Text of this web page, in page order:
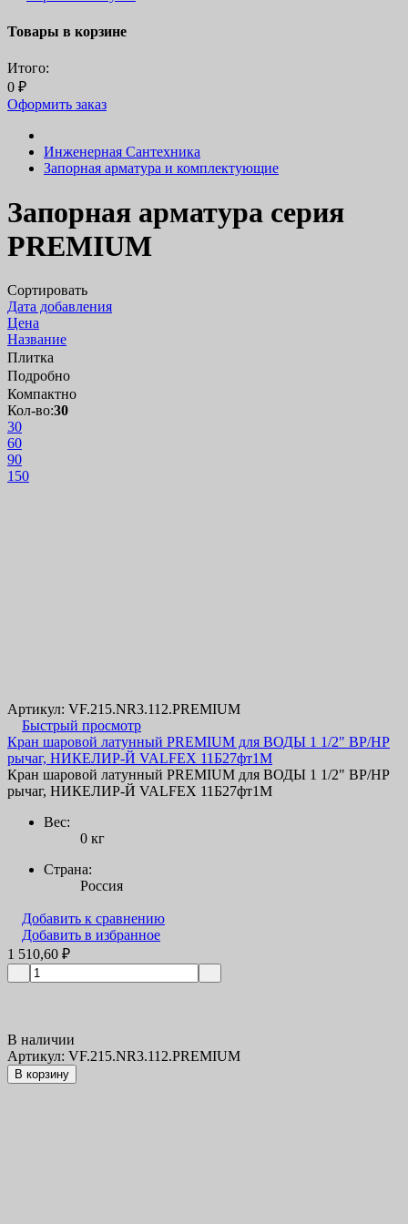
Товары в корзине
Итого:
0 ₽
Оформить заказ
Инженерная Сантехника
Запорная арматура и комплектующие
Запорная арматура серия
PREMIUM
Сортировать
Дата добавления
Цена
Название
Плитка
Подробно
Компактно
Кол-во:30
30
60
90
150
Артикул: VF.215.NR3.112.PREMIUM
Быстрый просмотр
Кран шаровой латунный PREMIUM для ВОДЫ 1 1/2" ВР/НР
рычаг, НИКЕЛИР-Й VALFEX 11Б27фт1М
Кран шаровой латунный PREMIUM для ВОДЫ 1 1/2" ВР/НР
рычаг, НИКЕЛИР-Й VALFEX 11Б27фт1М
Вес:
0 кг
Страна:
Россия
Добавить к сравнению
Добавить в избранное
1 510,60 ₽
В наличии
Артикул: VF.215.NR3.112.PREMIUM
В корзину